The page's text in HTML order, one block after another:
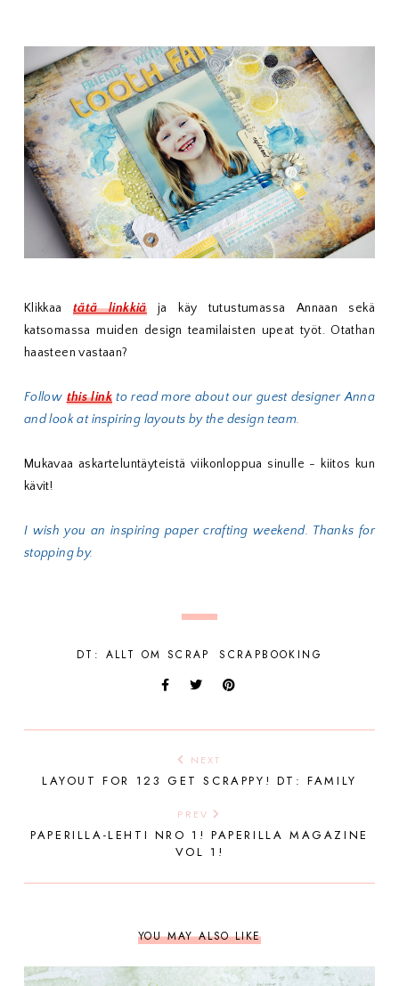
Klikkaa tätä linkkiäja käy tutustumassa Annaan sekä
katsomassa muiden design teamilaisten upeat työt. Otathan
haasteen vastaan?
Follow this link to read more about our guest designer Anna
and look at inspiring layouts by the design team.
Mukavaa askarteluntäyteistä viikonloppua sinulle - kiitos kun
kävit!
I wish you an inspiring paper crafting weekend. Thanks for
stopping by.
DT: ALLT OM SCRAP SCRAPBOOKING
NEXT
LAYOUT FOR 123 GET SCRAPPY! DT: FAMILY
PREV
PAPERILLA-LEHTI NRO 1! PAPERILLA MAGAZINE
VOL 1!
YOU MAY ALSO LIKE